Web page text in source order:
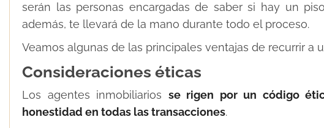
serán las personas encargadas de saber si hay un
además, te llevará de la mano durante todo el proceso.
Veamos algunas de las principales ventajas de recurrir a
Consideraciones éticas
Los agentes inmobiliarios se rigen por un código
honestidad en todas las transacciones.